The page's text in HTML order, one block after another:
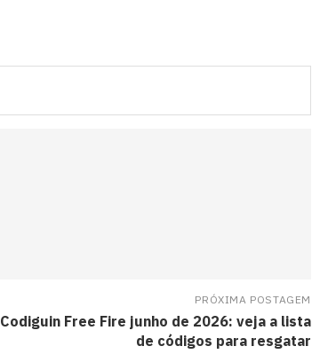
PRÓXIMA POSTAGEM
Codiguin Free Fire junho de 2026: veja a lista
de códigos para resgatar